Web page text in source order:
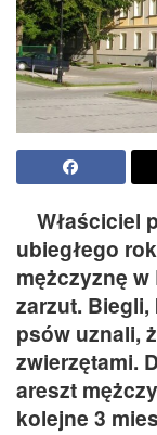
Właściciel
ubiegłego
mężczyznę
zarzut.
psów uznali,
zwierzętami.
areszt
kolejne 3